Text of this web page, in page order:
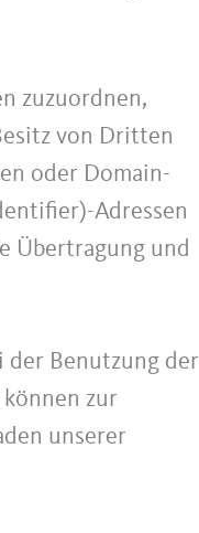
zuzuordnen,
von Dritten
oder Domain-
Adressen
Übertragung und
der Benutzung der
zur
unserer